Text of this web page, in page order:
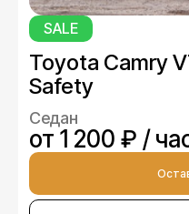
SALE
Toyota Camry
Safety
Седан
от 1 200 ₽ /